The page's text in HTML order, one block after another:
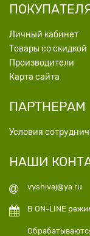
Личный кабинет
Товары со скидкой
Производители
Карта сайта
ПАРТНЕРАМ
Условия
НАШИ
vyshivaj@ya.ru
В ON-LINE